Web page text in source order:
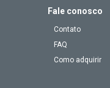
Fale conosco
Contato
FAQ
Como adquirir